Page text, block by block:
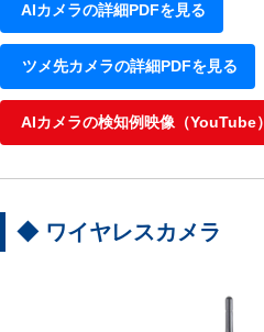
AIカメラの詳細PDFを見る
ツメ先カメラの詳細PDFを見る
AIカメラの検知例映像（YouTube）
◆ ワイヤレスカメラ